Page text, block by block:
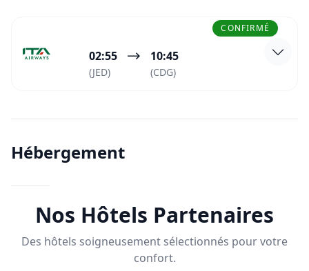
CONFIRMÉ
02:55
(JED)
10:45
(CDG)
Hébergement
Nos Hôtels Partenaires
Des hôtels soigneusement sélectionnés pour votre
confort.